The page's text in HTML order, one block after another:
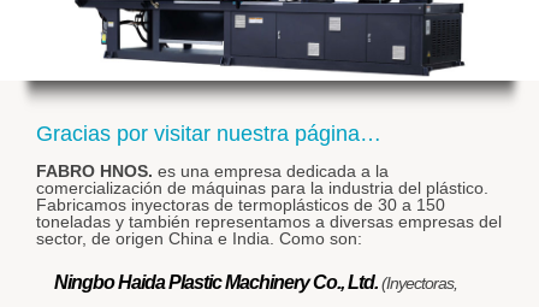
WOWSlider.com
Gracias por visitar nuestra página…
FABRO HNOS. es una empresa dedicada a la
comercialización de máquinas para la industria del plástico.
Fabricamos inyectoras de termoplásticos de 30 a 150
toneladas y también representamos a diversas empresas del
sector, de origen China e India. Como son:
Ningbo Haida Plastic Machinery Co., Ltd.(Inyectoras,